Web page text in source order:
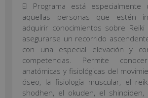
El Programa está especialmente
aquellas personas que estén
adquirir conocimientos sobre
asegurarse un recorrido
con una especial elevación y
competencias. Permite
anatómicas y fisiológicas del
óseo, la fisiología muscular, el
shodhen, el okuden, el shinpiden,